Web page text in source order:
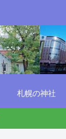
札幌の神社